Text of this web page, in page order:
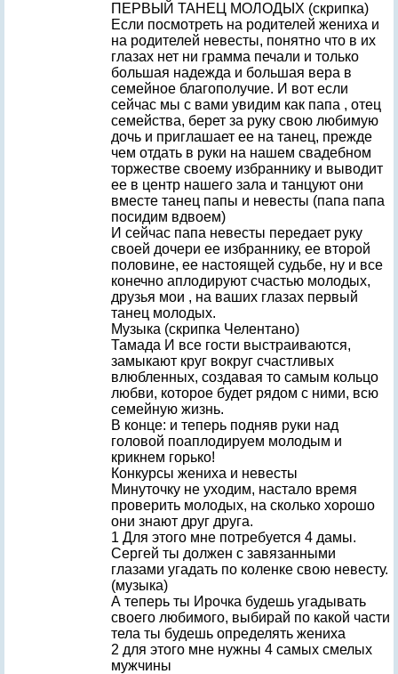
ПЕРВЫЙ ТАНЕЦ МОЛОДЫХ (скрипка)
Если посмотреть на родителей жениха и
на родителей невесты, понятно что в их
глазах нет ни грамма печали и только
большая надежда и большая вера в
семейное благополучие. И вот если
сейчас мы с вами увидим как папа , отец
семейства, берет за руку свою любимую
дочь и приглашает ее на танец, прежде
чем отдать в руки на нашем свадебном
торжестве своему избраннику и выводит
ее в центр нашего зала и танцуют они
вместе танец папы и невесты (папа папа
посидим вдвоем)
И сейчас папа невесты передает руку
своей дочери ее избраннику, ее второй
половине, ее настоящей судьбе, ну и все
конечно аплодируют счастью молодых,
друзья мои , на ваших глазах первый
танец молодых.
Музыка (скрипка Челентано)
Тамада И все гости выстраиваются,
замыкают круг вокруг счастливых
влюбленных, создавая то самым кольцо
любви, которое будет рядом с ними, всю
семейную жизнь.
В конце: и теперь подняв руки над
головой поаплодируем молодым и
крикнем горько!
Конкурсы жениха и невесты
Минуточку не уходим, настало время
проверить молодых, на сколько хорошо
они знают друг друга.
1 Для этого мне потребуется 4 дамы.
Сергей ты должен с завязанными
глазами угадать по коленке свою невесту.
(музыка)
А теперь ты Ирочка будешь угадывать
своего любимого, выбирай по какой части
тела ты будешь определять жениха
2 для этого мне нужны 4 самых смелых
мужчины